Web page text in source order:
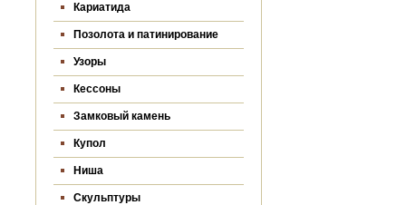
Кариатида
Позолота и патинирование
Узоры
Кессоны
Замковый камень
Купол
Ниша
Скульптуры